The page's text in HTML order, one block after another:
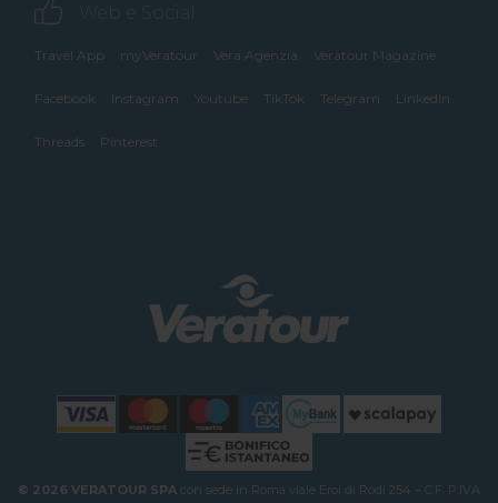
Web e Social
Travel App myVeratour Vera Agenzia Veratour Magazine
Facebook Instagram Youtube TikTok Telegram LinkedIn
Threads Pinterest
© 2026 VERATOUR SPA con sede in Roma viale Eroi di Rodi 254 – C.F. P.IVA